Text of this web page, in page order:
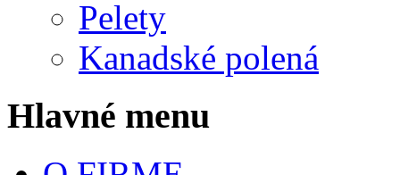
Pelety
Kanadské polená
Hlavné menu